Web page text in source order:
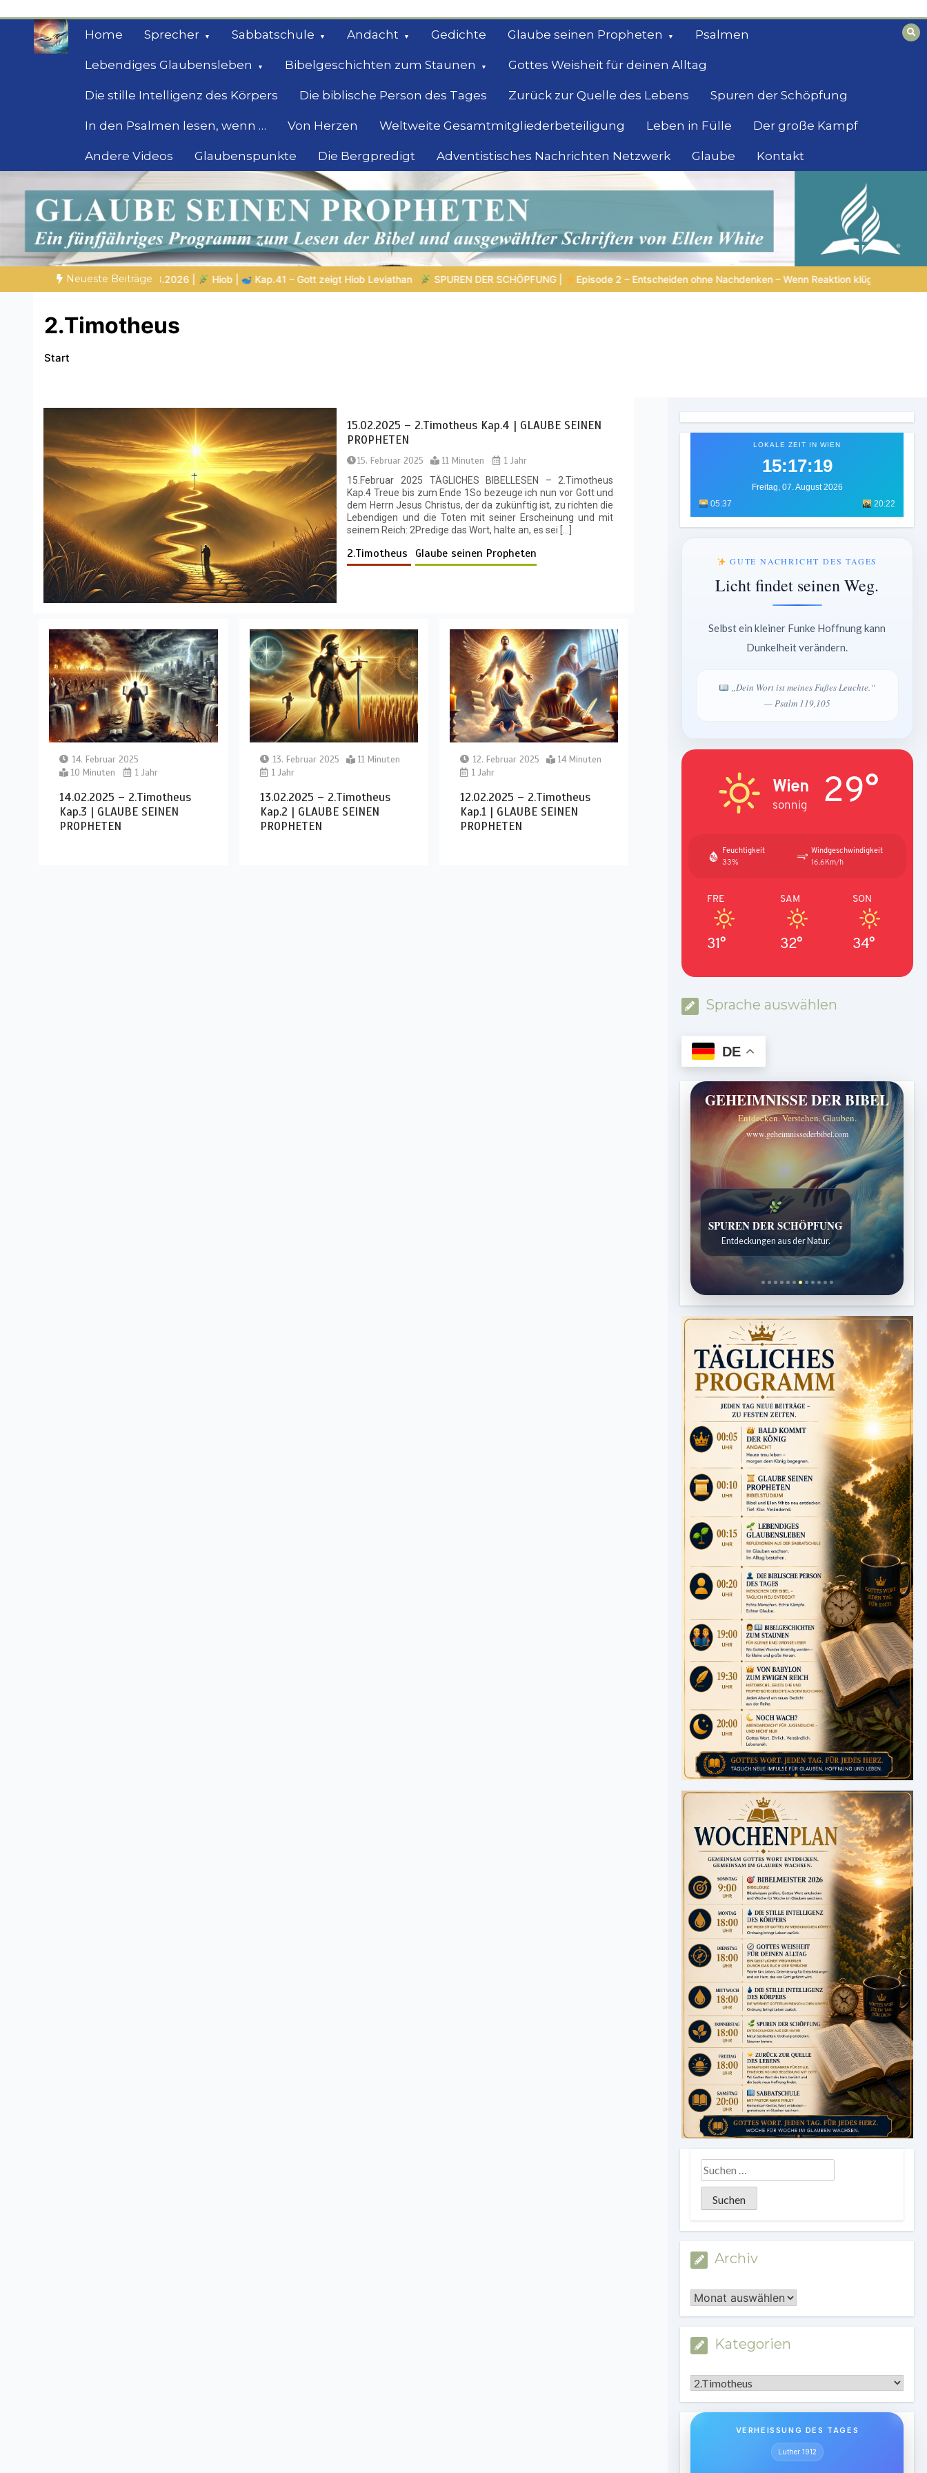
springen
Home Sprecher Sabbatschule Andacht Gedichte Glaube seinen Propheten Psalmen
Lebendiges Glaubensleben Bibelgeschichten zum Staunen Gottes Weisheit für deinen Alltag
Die stille Intelligenz des Körpers Die biblische Person des Tages Zurück zur Quelle des Lebens Spuren der Schöpfung
In den Psalmen lesen, wenn … Von Herzen Weltweite Gesamtmitgliederbeteiligung Leben in Fülle Der große Kampf
Andere Videos Glaubenspunkte Die Bergpredigt Adventistisches Nachrichten Netzwerk Glaube Kontakt
Geheimnisse der Bibel
Biblische Einsichten für Menschen auf der Suche
Neueste Beiträge
Kap.41 – Gott zeigt Hiob Leviathan SPUREN DER SCHÖPFUNG | Episode 2 – Entscheiden ohne Nachdenken – Wenn Reaktion klüger ist als Reflexion | 4.Serie: Die Weisheit im Tierreich
2.Timotheus
Start
15.02.2025 – 2.Timotheus Kap.4 | GLAUBE SEINEN
PROPHETEN
15. Februar 2025 11 Minuten
1 Jahr
15.Februar 2025 TÄGLICHES BIBELLESEN – 2.Timotheus
Kap.4 Treue bis zum Ende 1So bezeuge ich nun vor Gott und
dem Herrn Jesus Christus, der da zukünftig ist, zu richten die
Lebendigen und die Toten mit seiner Erscheinung und mit
seinem Reich: 2Predige das Wort, halte an, es sei […]
2.Timotheus Glaube seinen Propheten
14. Februar 2025
10 Minuten
1 Jahr
14.02.2025 – 2.Timotheus
Kap.3 | GLAUBE SEINEN
PROPHETEN
13. Februar 2025
11 Minuten
1 Jahr
13.02.2025 – 2.Timotheus
Kap.2 | GLAUBE SEINEN
PROPHETEN
12. Februar 2025
14 Minuten
1 Jahr
12.02.2025 – 2.Timotheus
Kap.1 | GLAUBE SEINEN
PROPHETEN
LOKALE ZEIT IN WIEN
15:17:21
Freitag, 07. August 2026
05:37
20:22
GUTE NACHRICHT DES TAGES
Licht findet seinen Weg.
Selbst ein kleiner Funke Hoffnung kann
Dunkelheit verändern.
„Dein Wort ist meines Fußes Leuchte.“
— Psalm 119,105
Wien
sonnig 29°
Feuchtigkeit
33%
Windgeschwindigkeit
16.6Km/h
FRE
31°
SAM
32°
SON
34°
Sprache auswählen
DE
GEHEIMNISSE DER BIBEL
Entdecken. Verstehen. Glauben.
www.geheimnissederbibel.com
SPUREN DER SCHÖPFUNG
Entdeckungen aus der Natur.
Archiv
Archiv
Kategorien
Kategorien
VERHEISSUNG DES TAGES
Luther 1912